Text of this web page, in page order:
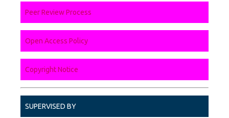
Peer Review Process
Open Access Policy
Copyright Notice
SUPERVISED BY